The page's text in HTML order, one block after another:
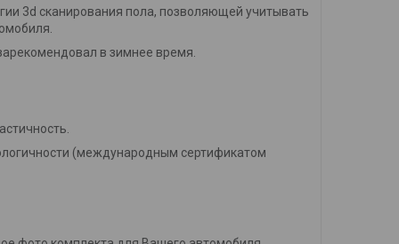
3d сканирования пола, позволяющей учитывать
в зимнее время.
(международным сертификатом